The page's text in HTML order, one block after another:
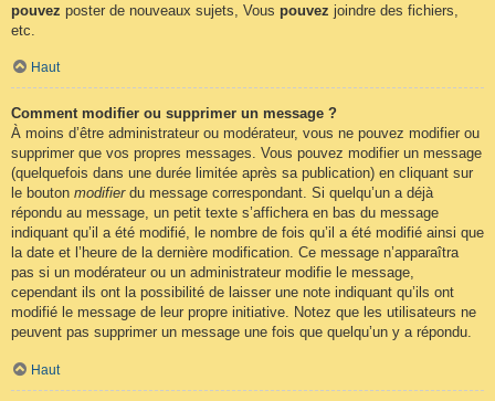
pouvez poster de nouveaux sujets, Vous pouvez joindre des fichiers,
etc.
Haut
Comment modifier ou supprimer un message ?
À moins d’être administrateur ou modérateur, vous ne pouvez modifier ou
supprimer que vos propres messages. Vous pouvez modifier un message
(quelquefois dans une durée limitée après sa publication) en cliquant sur
le bouton modifierdu message correspondant. Si quelqu’un a déjà
répondu au message, un petit texte s’affichera en bas du message
indiquant qu’il a été modifié, le nombre de fois qu’il a été modifié ainsi que
la date et l’heure de la dernière modification. Ce message n’apparaîtra
pas si un modérateur ou un administrateur modifie le message,
cependant ils ont la possibilité de laisser une note indiquant qu’ils ont
modifié le message de leur propre initiative. Notez que les utilisateurs ne
peuvent pas supprimer un message une fois que quelqu’un y a répondu.
Haut